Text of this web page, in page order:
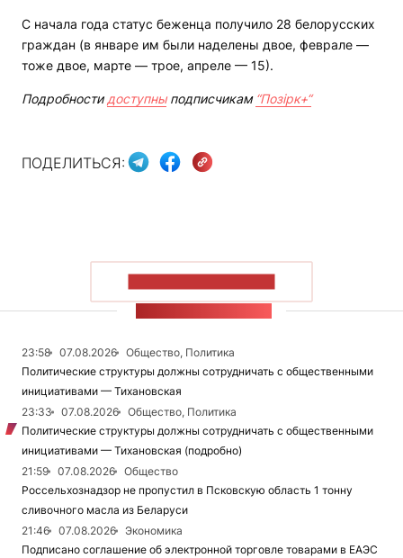
С начала года статус беженца получило 28 белорусских
граждан (в январе им были наделены двое, феврале —
тоже двое, марте — трое, апреле — 15).
Подробности доступныподписчикам “Позірк+“
ПОДЕЛИТЬСЯ:
23:58 07.08.2026
Общество, Политика
Политические структуры должны сотрудничать с общественными
инициативами — Тихановская
23:33
07.08.2026
Общество, Политика
Политические структуры должны сотрудничать с общественными
инициативами — Тихановская (подробно)
21:59
07.08.2026
Общество
Россельхознадзор не пропустил в Псковскую область 1 тонну
сливочного масла из Беларуси
21:46
07.08.2026
Экономика
Подписано соглашение об электронной торговле товарами в ЕАЭС